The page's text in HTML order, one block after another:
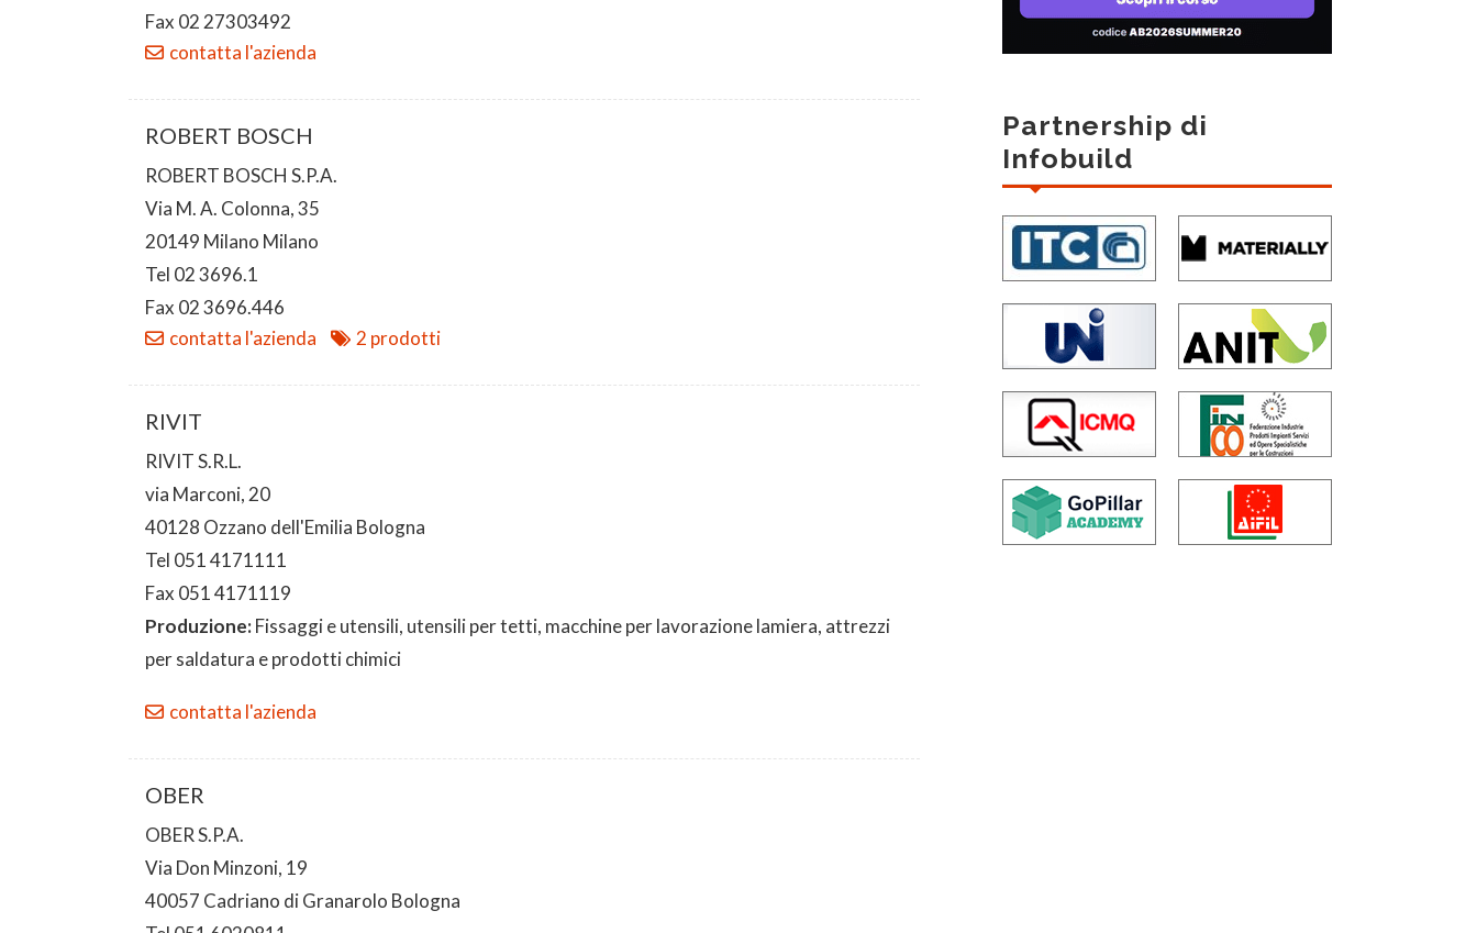
Fax 02 27303492
contatta l'azienda
ROBERT BOSCH
ROBERT BOSCH S.P.A.
Via M. A. Colonna, 35
20149 Milano Milano
Tel 02 3696.1
Fax 02 3696.446
contatta l'azienda
2 prodotti
RIVIT
RIVIT S.R.L.
via Marconi, 20
40128 Ozzano dell'Emilia Bologna
Tel 051 4171111
Fax 051 4171119
Produzione:Fissaggi e utensili, utensili per tetti, macchine per lavorazione lamiera, attrezzi
per saldatura e prodotti chimici
contatta l'azienda
OBER
OBER S.P.A.
Via Don Minzoni, 19
40057 Cadriano di Granarolo Bologna
Partnership di
Infobuild